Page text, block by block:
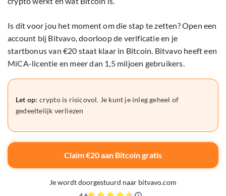
Is dit voor jou het moment om die stap te zetten? Open een
account bij Bitvavo, doorloop de verificatie en je
startbonus van €20 staat klaar in Bitcoin. Bitvavo heeft een
MiCA-licentie en meer dan 1,5 miljoen gebruikers.
Let op: crypto is risicovol. Je kunt je inleg geheel of
gedeeltelijk verliezen
Claim €20 aan Bitcoin gratis
Je wordt doorgestuurd naar bitvavo.com